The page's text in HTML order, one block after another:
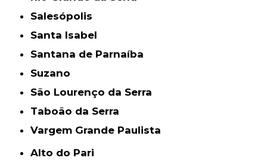
Salesópolis
Santa Isabel
Santana de Parnaíba
Suzano
São Lourenço da Serra
Taboão da Serra
Vargem Grande Paulista
Alto do Pari